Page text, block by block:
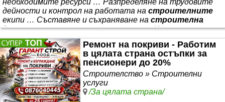
дейности и контрол на работата на строителните
екипи … Съставяне и съхраняване на строителна
документация, актове и протоколи … Участие в
остойностяване, оценка, отчетност и разплащания по
строителнипроекти …Строителентехник в
проектно-технически отдел …Фирмиза технически и
инвеститорски контрол … 🎓
Ремонт на покриви - Работим
в цялата страна остъпки за
пенсионери до 20%
Строителство » Строителни
услуги
/За цялата страна/